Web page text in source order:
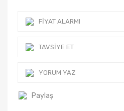
FIYAT ALARMI
TAVSIYE ET
YORUM YAZ
Paylaş